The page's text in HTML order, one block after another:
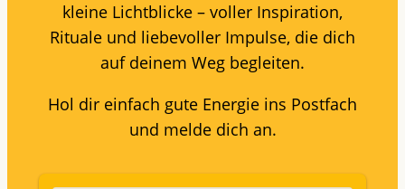
kleine Lichtblicke – voller Inspiration,
Rituale und liebevoller Impulse, die dich
auf deinem Weg begleiten.
Hol dir einfach gute Energie ins Postfach
und melde dich an.